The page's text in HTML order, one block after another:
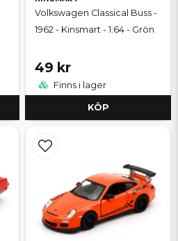
Volkswagen Classical Buss -
1962 - Kinsmart - 1:64 - Grön
49 kr
Finns i lager
KÖP